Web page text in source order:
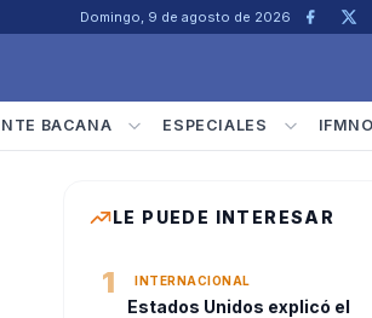
Domingo, 9 de agosto de 2026
BACANA ESPECIALES
LE PUEDE INTERESAR
1 INTERNACIONAL
Estados Unidos explicó el